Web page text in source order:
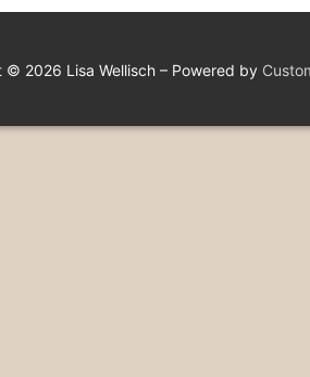
© 2026 Lisa Wellisch – Powered by